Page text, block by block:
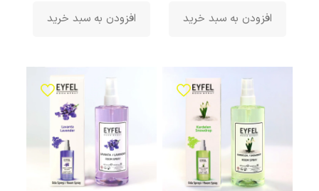
افزودن به سبد خرید افزودن به سبد خرید